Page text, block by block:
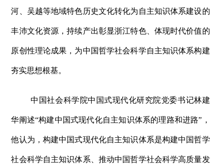
河、吴越等地域特色历史文化转化为自主知识体系建设的
丰沛文化资源，持续产出彰显浙江特色、体现时代价值的
原创性理论成果，为中国哲学社会科学自主知识体系构建
夯实思想根基。
中国社会科学院中国式现代化研究院党委书记林建
华阐述“构建中国式现代化自主知识体系的理路和进路”，
他认为，构建中国式现代化自主知识体系是构建中国哲学
社会科学自主知识体系、推动中国哲学社会科学高质量发